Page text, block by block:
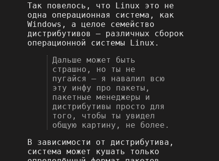
Так повелось, что Linux это не
одна операционная система, как
Windows, а целое семейство
дистрибутивов – различных сборок
операционной системы Linux.
Дальше может быть
страшно, но ты не
пугайся – я навалил всю
эту инфу про пакеты,
пакетные менеджеры и
дистрибутивы просто для
того, чтобы ты увидел
общую картину, не более.
В зависимости от дистрибутива,
система может кушать только